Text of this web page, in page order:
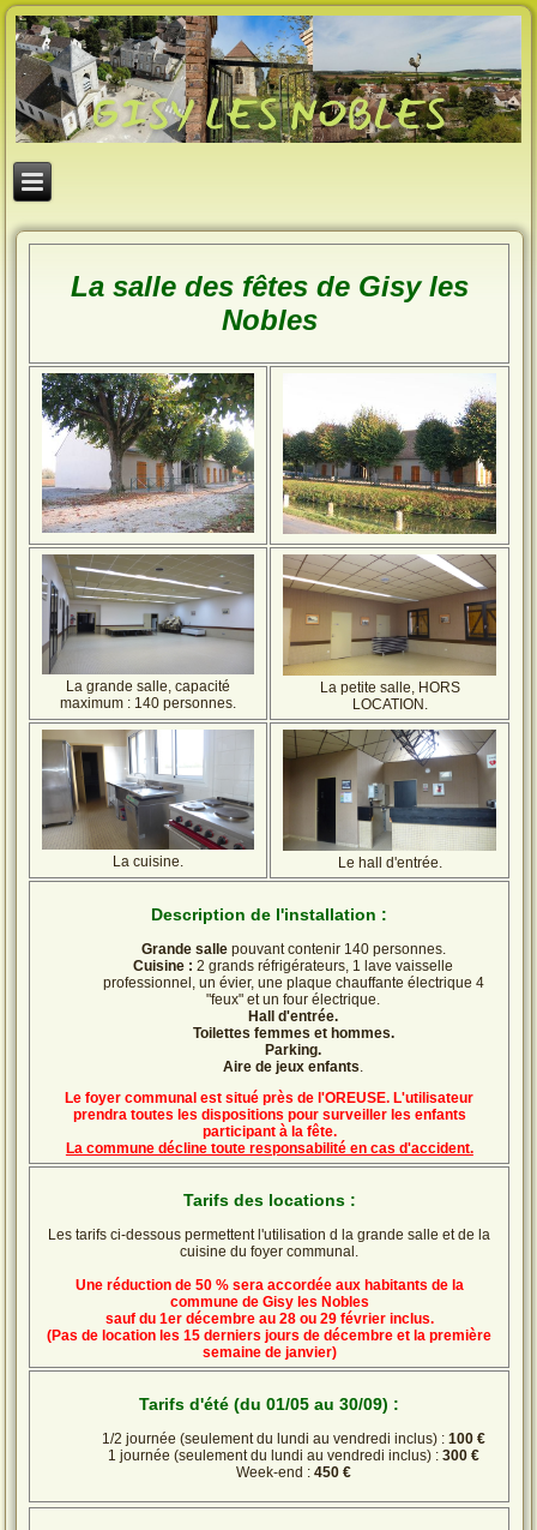
La salle des fêtes de Gisy les
Nobles
La grande salle, capacité
maximum : 140 personnes.
La petite salle, HORS
LOCATION.
La cuisine. Le hall d'entrée.
Description de l'installation :
Grande sallepouvant contenir 140 personnes.
Cuisine : 2 grands réfrigérateurs, 1 lave vaisselle
professionnel, un évier, une plaque chauffante électrique 4
"feux" et un four électrique.
Hall d'entrée.
Toilettes femmes et hommes.
Parking.
Aire de jeux enfants.
Le foyer communal est situé près de l'OREUSE. L'utilisateur
prendra toutes les dispositions pour surveiller les enfants
participant à la fête.
La commune décline toute responsabilité en cas d'accident.
Tarifs des locations :
Les tarifs ci-dessous permettent l'utilisation d la grande salle et de la
cuisine du foyer communal.
Une réduction de 50 % sera accordée aux habitants de la
commune de Gisy les Nobles
sauf du 1er décembre au 28 ou 29 février inclus.
(Pas de location les 15 derniers jours de décembre et la première
semaine de janvier)
Tarifs d'été (du 01/05 au 30/09) :
1/2 journée (seulement du lundi au vendredi inclus) : 100 €
1 journée (seulement du lundi au vendredi inclus) : 300 €
Week-end :450 €